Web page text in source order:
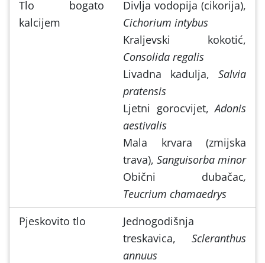
Tlo bogato
kalcijem
Divlja vodopija (cikorija),
Cichorium intybus
Kraljevski kokotić,
Consolida regalis
Livadna kadulja, Salvia
pratensis
Ljetni gorocvijet,Adonis
aestivalis
Mala krvara (zmijska
trava), Sanguisorba minor
Obični dubačac,
Teucrium chamaedrys
Pjeskovito tlo
Jednogodišnja
treskavica, Scleranthus
annuus